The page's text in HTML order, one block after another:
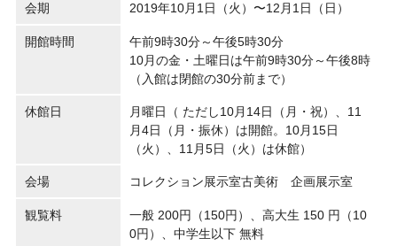
会期 2019年10月1日（火）〜12月1日（日）
開館時間
午前9時30分～午後5時30分
10月の金・土曜日は午前9時30分～午後8時
（入館は閉館の30分前まで）
休館日
月曜日（ ただし10月14日（月・祝）、11
月4日（月・振休）は開館。10月15日
（火）、11月5日（火）は休館）
会場 コレクション展示室古美術 企画展示室
観覧料
一般 200円（150円）、高大生 150 円（10
0円）、中学生以下 無料